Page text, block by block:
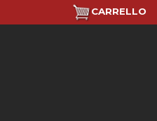
CARRELLO